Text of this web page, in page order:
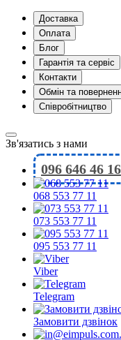
Доставка
Оплата
Блог
Гарантія та сервіс
Контакти
Обмін та
Співробітництво
Зв'язатись з нами
096 646 46 16
068 553 77 11
073 553 77 11
095 553 77 11
Viber
Telegram
Замовити дзвінок